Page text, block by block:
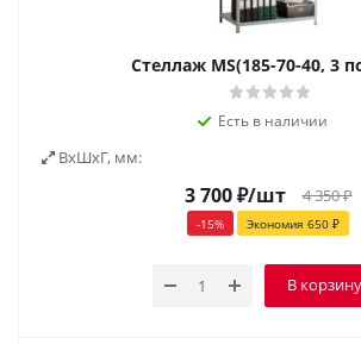
Стеллаж MS(185-70-40, 3
Есть в наличии
ВxШxГ, мм:
3 700₽/шт 4 350₽
-15% Экономия 650 ₽
В корзину